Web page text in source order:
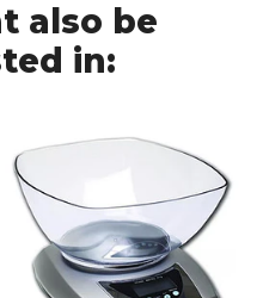
also be
in: